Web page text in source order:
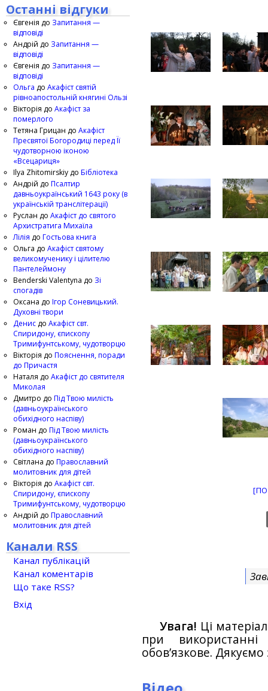
Увага! Ці
при
обов’язкове.
Останні відгуки
Євгенія до Запитання —
відповіді
Андрій до Запитання —
відповіді
Євгенія до Запитання —
відповіді
Ольга до Акафіст святій
рівноапостольній княгині Ользі
Вікторія до Акафіст за
померлого
Тетяна Грицан до Акафіст
Пресвятої Богородиці перед Її
чудотворною іконою
«Всецариця»
Ilya Zhitomirskiy до Бібліотека
Андрій до Псалтир
давньоукраїнський 1643 року (в
українській транслітерації)
Руслан до Акафіст до святого
Архистратига Михаїла
Лілія до Гостьова книга
Ольга до Акафіст святому
великомученику і цілителю
Пантелеймону
Benderski Valentyna до Зі
спогадів
Оксана до Ігор Соневицький.
Духовні твори
Денис до Акафіст свт.
Спиридону, єпископу
Тримифунтському, чудотворцю
Вікторія до Пояснення, поради
до Причастя
Наталя до Акафіст до святителя
Миколая
Дмитро до Під Твою милість
(давньоукраїнського
обихідного наспіву)
Роман до Під Твою милість
(давньоукраїнського
обихідного наспіву)
Світлана до Православний
молитовник для дітей
Вікторія до Акафіст свт.
Спиридону, єпископу
Тримифунтському, чудотворцю
Андрій до Православний
молитовник для дітей
Канали RSS
Канал публікацій
Канал коментарів
Що таке RSS?
Вхід